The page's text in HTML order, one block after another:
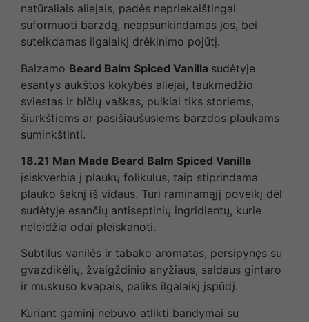
natūraliais aliejais, padės nepriekaištingai
suformuoti barzdą, neapsunkindamas jos, bei
suteikdamas ilgalaikį drėkinimo pojūtį.
Balzamo Beard Balm Spiced Vanilla sudėtyje
esantys aukštos kokybės aliejai, taukmedžio
sviestas ir bičių vaškas, puikiai tiks storiems,
šiurkštiems ar pasišiaušusiems barzdos plaukams
suminkštinti.
18.21 Man Made Beard Balm Spiced Vanilla
įsiskverbia į plaukų folikulus, taip stiprindama
plauko šaknį iš vidaus. Turi raminamąjį poveikį dėl
sudėtyje esančių antiseptinių ingridientų, kurie
neleidžia odai pleiskanoti.
Subtilus vanilės ir tabako aromatas, persipynęs su
gvazdikėlių, žvaigždinio anyžiaus, saldaus gintaro
ir muskuso kvapais, paliks ilgalaikį įspūdį.
Kuriant gaminį nebuvo atlikti bandymai su